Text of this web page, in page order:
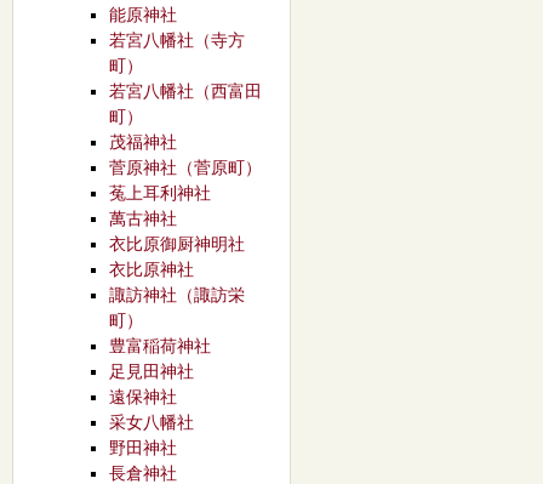
能原神社
若宮八幡社（寺方
町）
若宮八幡社（西富田
町）
茂福神社
菅原神社（菅原町）
菟上耳利神社
萬古神社
衣比原御厨神明社
衣比原神社
諏訪神社（諏訪栄
町）
豊富稲荷神社
足見田神社
遠保神社
采女八幡社
野田神社
長倉神社